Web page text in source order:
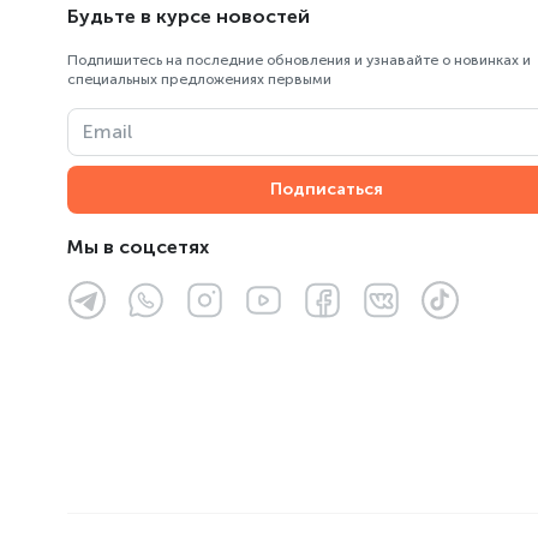
Абылай Хана
склада ОРПТ
ТК «Армада»
ТРЦ «Almaty Mall»
ТРЦ «Asia Park»
ТРЦ «FORUM»
ТРЦ «MART»
Будьте в курсе новостей
Подпишитесь на последние обновления и узнавайте о новинках и
специальных предложениях первыми
Email
Подписаться
Мы в соцсетях